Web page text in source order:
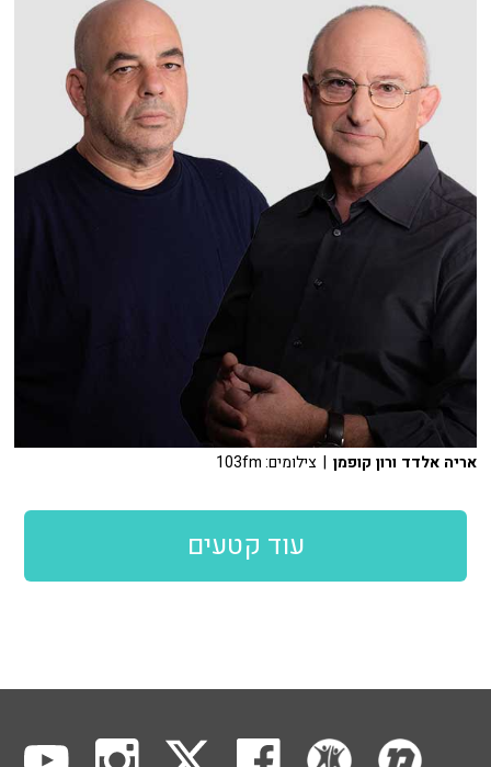
אריה אלדד ורון קופמן | צילומים: 103fm
עוד קטעים